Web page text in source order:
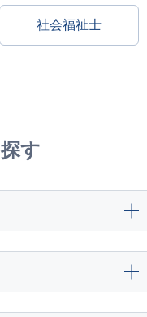
社会福祉士
す